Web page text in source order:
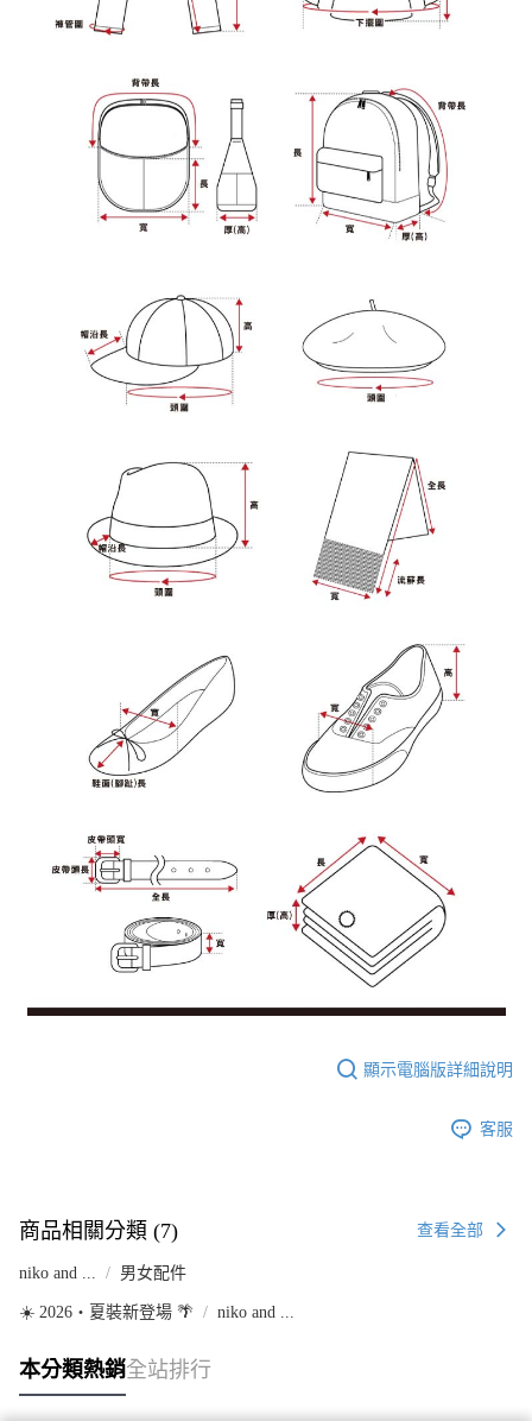
顯示電腦版詳細說明
客服
商品相關分類 (7) 查看全部
niko and ... 男女配件
☀️ 2026・夏裝新登場 🌴 niko and ...
本分類熱銷全站排行